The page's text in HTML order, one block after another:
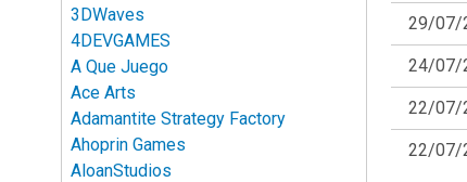
3DWaves
4DEVGAMES
A Que Juego
Ace Arts
Adamantite Strategy Factory
Ahoprin Games
AloanStudios
29/07/
24/07/
22/07/
22/07/